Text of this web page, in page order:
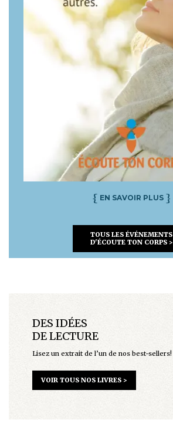
{ EN SAVOIR PLUS }
TOUS LES ÉVÉNEMENTS
D'ÉCOUTE TON CORPS >
DES IDÉES
DE LECTURE
Lisez un extrait de l’un de nos best-sellers!
VOIR TOUS NOS LIVRES >